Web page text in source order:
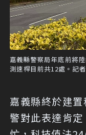
嘉義縣警察局年底前將
測速桿目前共12處。記
嘉義縣終於建
警對此表達肯